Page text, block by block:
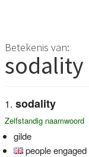
Betekenis van:
sodality
sodality
Zelfstandig naamwoord
gilde
people